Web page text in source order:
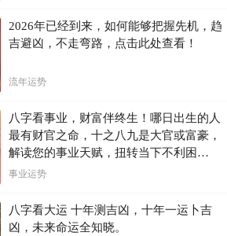
2026年已经到来，如何能够把握先机，趋
吉避凶，不走弯路，点击此处查看！
流年运势
八字看事业，财富伴终生！哪日出生的人
最有财官之命，十之八九是大官或富豪，
解读您的事业天赋，扭转当下不利困
局！！
事业运势
八字看大运 十年测吉凶，十年一运卜吉
凶，未来命运全知晓。